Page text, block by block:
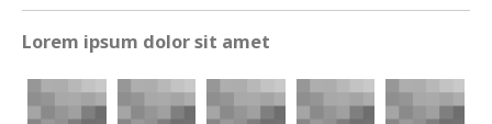
Lorem ipsum dolor sit amet